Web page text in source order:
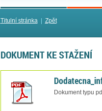
Titulní stránka| Zpět
DOKUMENT KE STAŽENÍ
Dokument typu